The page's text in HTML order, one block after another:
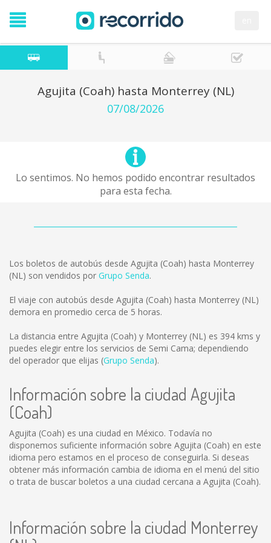
Agujita (Coah) hasta Monterrey (NL)
07/08/2026
Lo sentimos. No hemos podido encontrar resultados
para esta fecha.
Los boletos de autobús desde Agujita (Coah) hasta Monterrey
(NL) son vendidos por Grupo Senda.
El viaje con autobús desde Agujita (Coah) hasta Monterrey (NL)
demora en promedio cerca de 5 horas.
La distancia entre Agujita (Coah) y Monterrey (NL) es 394 kms y
puedes elegir entre los servicios de Semi Cama; dependiendo
del operador que elijas (Grupo Senda).
Información sobre la ciudad Agujita
(Coah)
Agujita (Coah) es una ciudad en México. Todavía no
disponemos suficiente información sobre Agujita (Coah) en este
idioma pero estamos en el proceso de conseguirla. Si deseas
obtener más información cambia de idioma en el menú del sitio
o trata de buscar boletos a una ciudad cercana a Agujita (Coah).
Información sobre la ciudad Monterrey